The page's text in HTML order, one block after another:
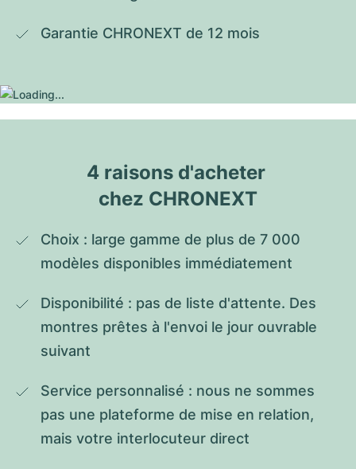
Garantie CHRONEXT de 12 mois
4 raisons d'acheter
chez CHRONEXT
Choix : large gamme de plus de 7 000
modèles disponibles immédiatement
Disponibilité : pas de liste d'attente. Des
montres prêtes à l'envoi le jour ouvrable
suivant
Service personnalisé : nous ne sommes
pas une plateforme de mise en relation,
mais votre interlocuteur direct